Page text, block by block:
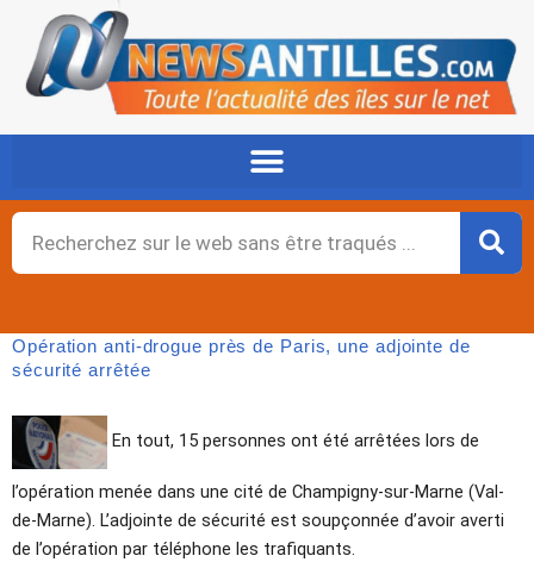
contenu
Rechercher
Opération anti-drogue près de Paris, une adjointe de
sécurité arrêtée
En tout, 15 personnes ont été arrêtées lors de
l’opération menée dans une cité de Champigny-sur-Marne (Val-
de-Marne). L’adjointe de sécurité est soupçonnée d’avoir averti
de l’opération par téléphone les trafiquants.